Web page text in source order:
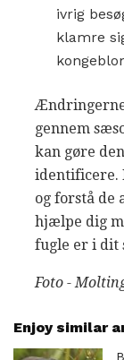
ivrig
klamre
gennem
kan gøre
identificere.
og forstå de
hjælpe dig
fugle er i dit
Foto -
Enjoy similar